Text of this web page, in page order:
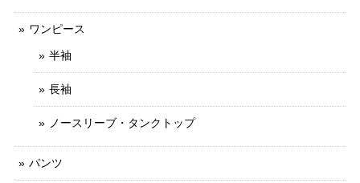
ワンピース
半袖
長袖
ノースリーブ・タンクトップ
パンツ